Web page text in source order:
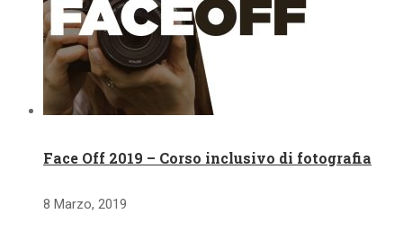
Face Off 2019 – Corso inclusivo di fotografia
8 Marzo, 2019